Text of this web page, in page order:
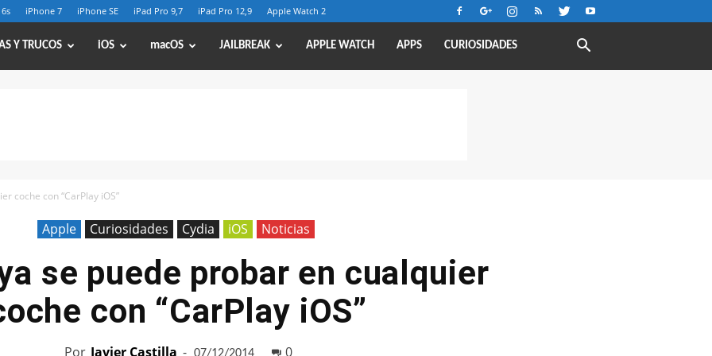
iPhone 7 iPhone SE iPad Pro 9,7 iPad Pro 12,9 Apple Watch 2
Y TRUCOS iOS macOS JAILBREAK APPLE WATCH APPS CURIOSIDADES
coche con “CarPlay iOS”
Apple Curiosidades Cydia iOS Noticias
se puede probar en cualquier
con “CarPlay iOS”
Por Javier Castilla - 0